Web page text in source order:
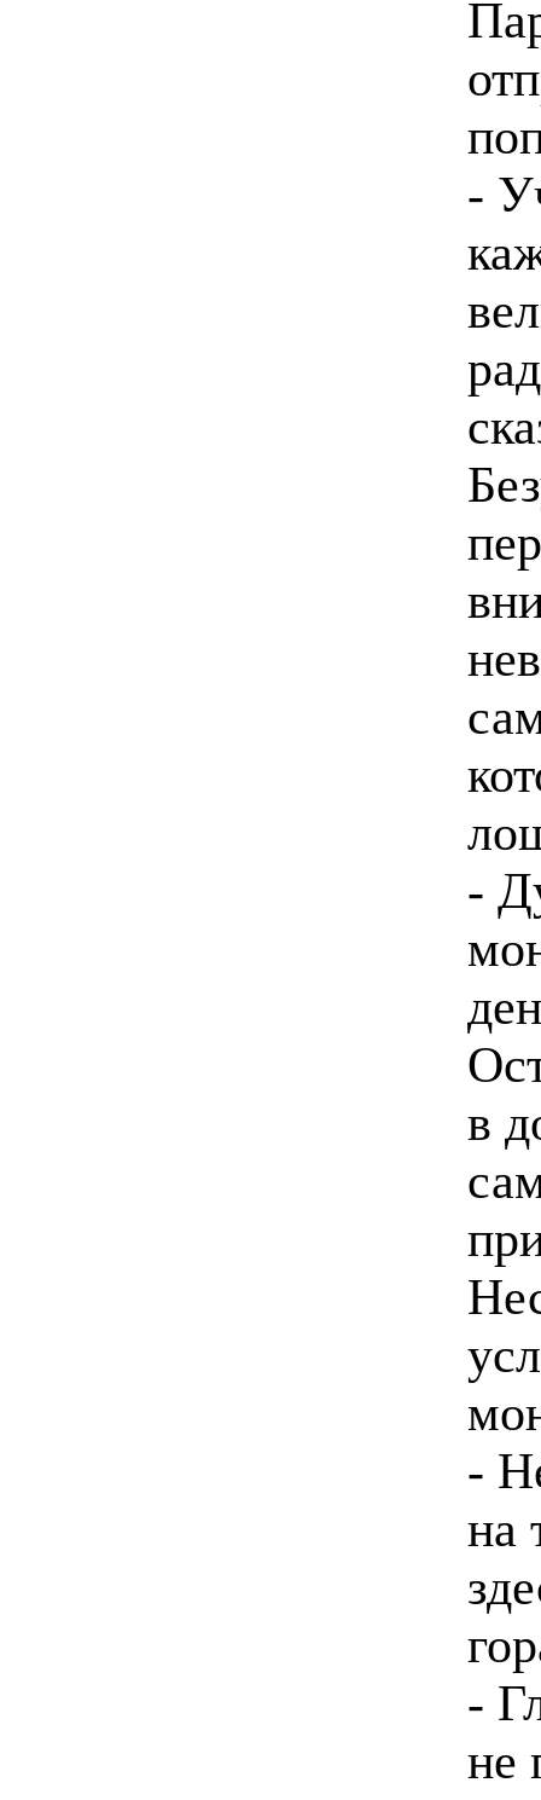
-
-
в
-
на
-
не